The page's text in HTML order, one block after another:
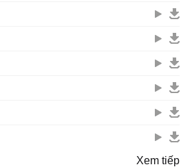
Xem tiếp